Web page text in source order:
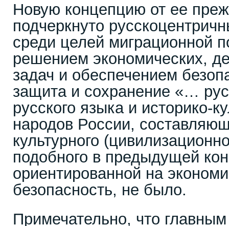
Новую концепцию от ее
подчеркнуто
среди целей миграционной
решением экономических,
задач и обеспечением
защита и сохранение «…
русского языка и историко-
народов России,
культурного
подобного в предыдущей
ориентированной на
безопасность, не было.
Примечательно, что